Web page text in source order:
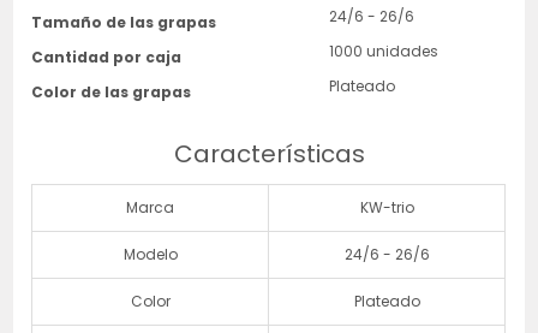
Tamaño de las grapas
24/6 - 26/6
Cantidad por caja
1000 unidades
Color de las grapas
Plateado
Características
Marca KW-trio
Modelo 24/6 - 26/6
Color Plateado